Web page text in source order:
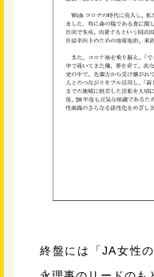
終盤には「JA女性